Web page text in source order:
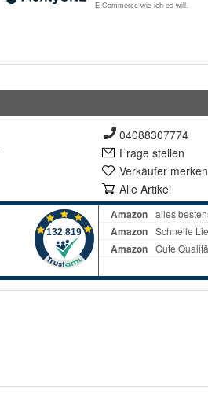
04088307774
Frage stellen
Verkäufer merken
Alle Artikel